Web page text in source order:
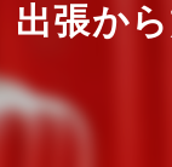
出張か